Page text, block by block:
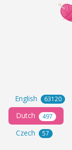
English 63120
Dutch 497
Czech 57